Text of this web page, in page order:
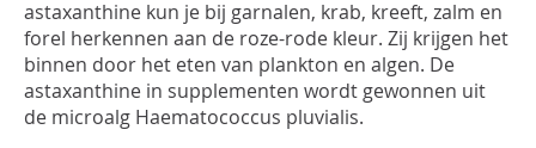
astaxanthine kun je bij garnalen, krab, kreeft, zalm en
forel herkennen aan de roze-rode kleur. Zij krijgen het
binnen door het eten van plankton en algen. De
astaxanthine in supplementen wordt gewonnen uit
de microalg Haematococcus pluvialis.